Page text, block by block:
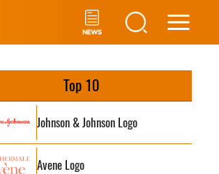
Top 10
Johnson & Johnson Logo
Avene Logo